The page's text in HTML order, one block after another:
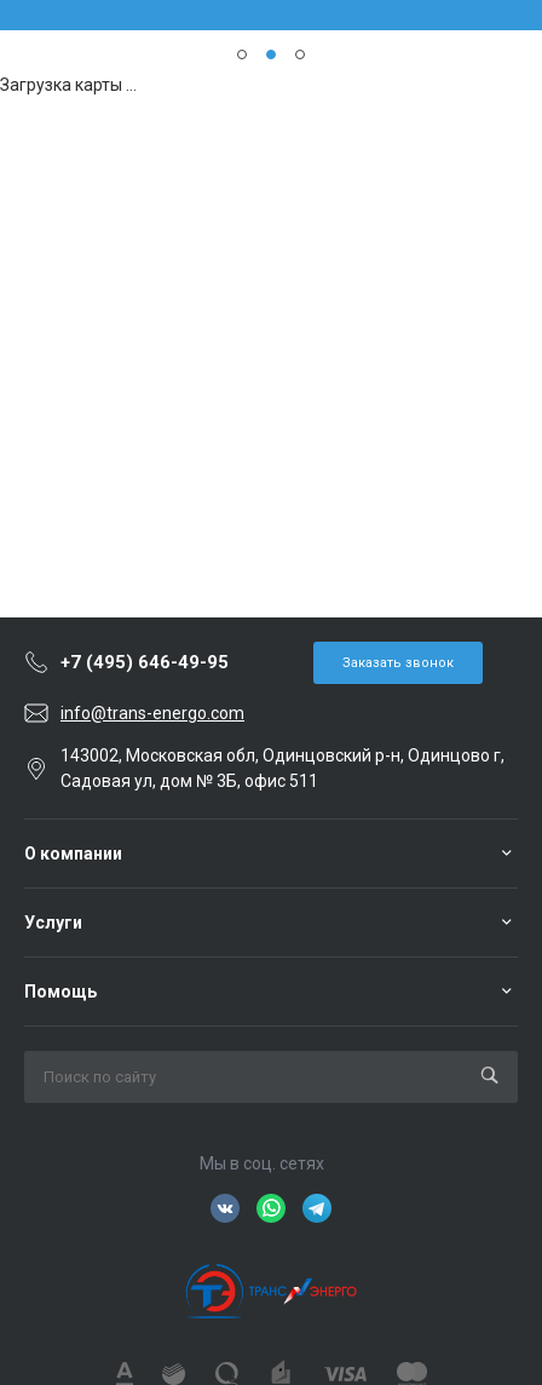
Загрузка карты ...
+7 (495) 646-49-95 Заказать звонок
info@trans-energo.com
143002, Московская обл, Одинцовский р-н, Одинцово г,
Садовая ул, дом № 3Б, офис 511
О компании
Услуги
Помощь
Мы в соц. сетях